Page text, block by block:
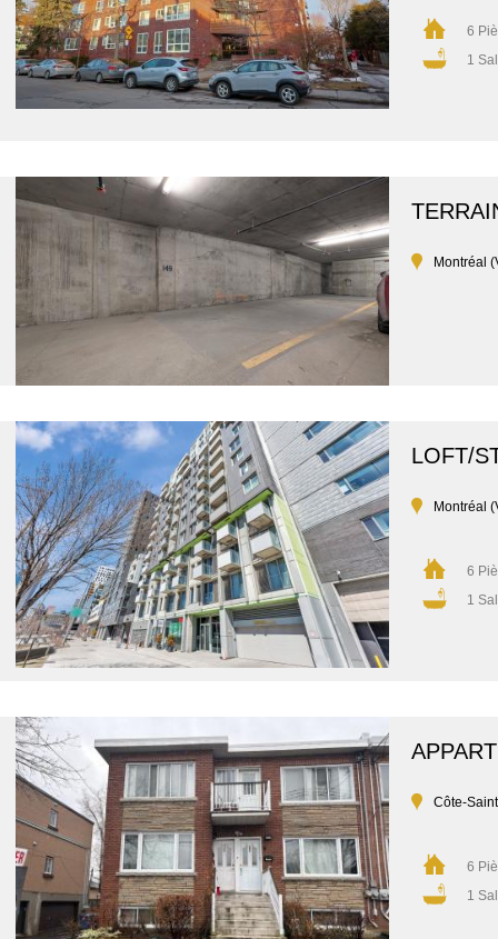
6
1
Montréal
LOFT/
Montréal
6
1
Côte-
6
1